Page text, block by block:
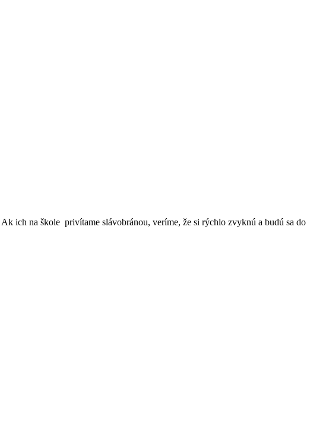
ich na škole privítame slávobránou, veríme, že si rýchlo zvyknú a budú sa do